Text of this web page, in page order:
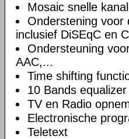
Mosaic snelle
Onderstening voor
inclusief DiSEqC en
Ondersteuning
AAC,...
Time shifting
10 Bands equalizer
TV en Radio
Electronische
Teletext